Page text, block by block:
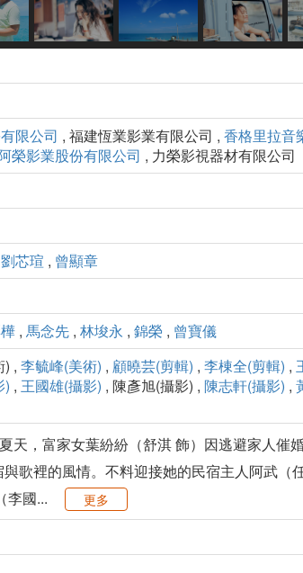
限公司 , 福建恆業影業有限公司 , 香格里拉音
榮影業股份有限公司 , 力榮影視器材有限公司
劉芯瑄 , 曾顯章
, 馬念先 , 林埈永 , 錦榮 , 曾寶儀
) , 李毓峰(美術) , 顧曉芸(剪輯) , 李棟全(剪輯) ,
) , 王國雄(攝影) , 陳彥旭(攝影) , 陳志軒(攝影) ,
天，富家女葉紛紛（舒淇 飾）因逃避家人催
歌裡的風情。不料迎接她的民宿主人阿武
李國...
更多